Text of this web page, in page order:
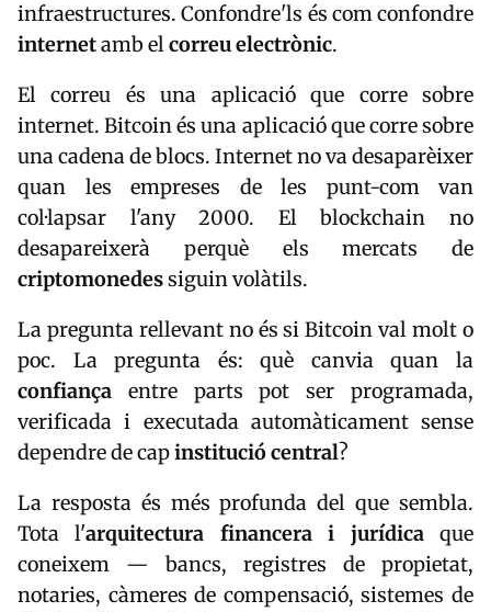
infraestructures. Confondre'ls és com confondre
internetamb elcorreu electrònic.
El correu és una aplicació que corre sobre
internet. Bitcoin és una aplicació que corre sobre
una cadena de blocs. Internet no va desaparèixer
quan les empreses de les punt-com van
col·lapsar l'any 2000. El blockchain no
desapareixerà perquè els mercats de
criptomonedessiguin volàtils.
La pregunta rellevant no és si Bitcoin val molt o
poc. La pregunta és: què canvia quan la
confiança entre parts pot ser programada,
verificada i executada automàticament sense
dependre de capinstitució central?
La resposta és més profunda del que sembla.
Tota l'arquitectura financera i jurídicaque
coneixem — bancs, registres de propietat,
notaries, càmeres de compensació, sistemes de